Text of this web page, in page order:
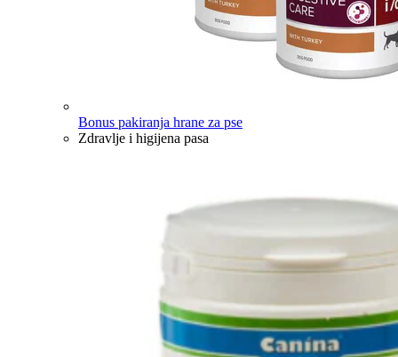
Bonus pakiranja hrane za pse
Zdravlje i higijena pasa